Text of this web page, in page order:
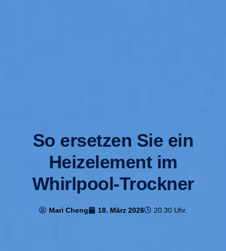
So ersetzen Sie ein
Heizelement im
Whirlpool-Trockner
Mari Cheng 18. März 2026 20.30 Uhr.